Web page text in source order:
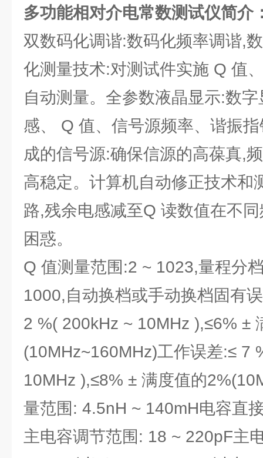
多功能相对介电常数测试仪简介
双数码化调谐:数码化频率调谐,
化测量技术:对测试件实施 Q 值
自动测量。全参数液晶显示:数
感、 Q 值、信号源频率、谐振
成的信号源:确保信源的高葆真,
高稳定。计算机自动修正技术和
路,残余电感减至Q 读数值在不
困惑。
Q 值测量范围:2 ~ 1023,量程分
1000,自动换档或手动换档固有
2 %( 200kHz ~ 10MHz ),≤6% ±
(10MHz~160MHz)工作误差:≤ 7
10MHz ),≤8% ± 满度值的
量范围: 4.5nH ~ 140mH电容直
主电容调节范围: 18 ~ 220pF主